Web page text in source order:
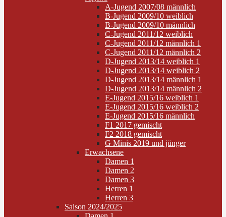
A-Jugend 2007/08 männlich
B-Jugend 2009/10 weiblich
B-Jugend 2009/10 männlich
C-Jugend 2011/12 weiblich
C-Jugend 2011/12 männlich 1
C-Jugend 2011/12 männlich 2
D-Jugend 2013/14 weiblich 1
D-Jugend 2013/14 weiblich 2
D-Jugend 2013/14 männlich 1
D-Jugend 2013/14 männlich 2
E-Jugend 2015/16 weiblich 1
E-Jugend 2015/16 weiblich 2
E-Jugend 2015/16 männlich
F1 2017 gemischt
F2 2018 gemischt
G Minis 2019 und jünger
Erwachsene
Damen 1
Damen 2
Damen 3
Herren 1
Herren 3
Saison 2024/2025